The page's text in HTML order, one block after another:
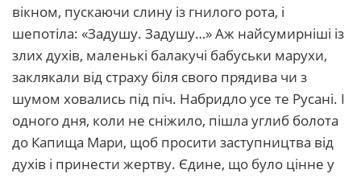
вікном, пускаючи слину із гнилого рота, і
шепотіла: «Задушу. Задушу…» Аж найсумирніші із
злих духів, маленькі балакучі бабуськи марухи,
заклякали від страху біля свого прядива чи з
шумом ховались під піч. Набридло усе те Русані. І
одного дня, коли не сніжило, пішла углиб болота
до Капища Мари, щоб просити заступництва від
духів і принести жертву. Єдине, що було цінне у